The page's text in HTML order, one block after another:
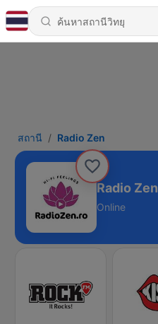
สถานี Radio Zen
Radio Zen
Online